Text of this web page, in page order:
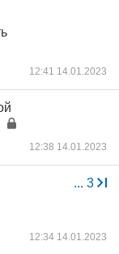
12:41 14.01.2023
12:38 14.01.2023
... 3
12:34 14.01.2023